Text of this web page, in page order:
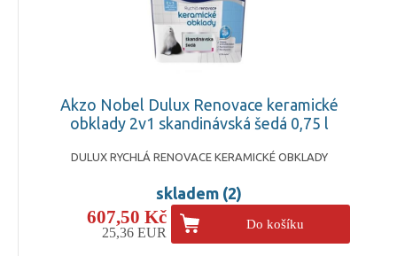
Akzo Nobel Dulux Renovace keramické
obklady 2v1 skandinávská šedá 0,75 l
DULUX RYCHLÁ RENOVACE KERAMICKÉ OBKLADY
skladem (2)
607,50 Kč
25,36 EUR
Do košíku